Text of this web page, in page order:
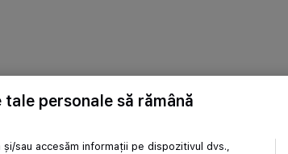
personale să rămână
și/sau accesăm informații pe dispozitivul dvs.,